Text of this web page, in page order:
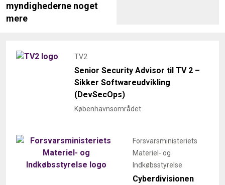
myndighederne noget
mere
TV2
Senior Security Advisor til TV 2 –
Sikker Softwareudvikling
(DevSecOps)
Københavnsområdet
Forsvarsministeriets
Materiel- og
Indkøbsstyrelse
Cyberdivisionen